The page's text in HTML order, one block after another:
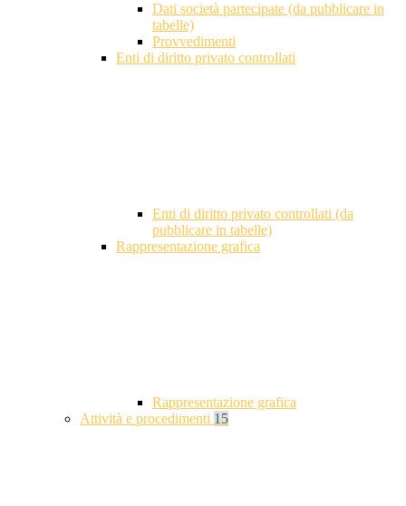
Dati società partecipate (da pubblicare in
tabelle)
Provvedimenti
Enti di diritto privato controllati
Enti di diritto privato controllati (da
pubblicare in tabelle)
Rappresentazione grafica
Rappresentazione grafica
Attività e procedimenti 15